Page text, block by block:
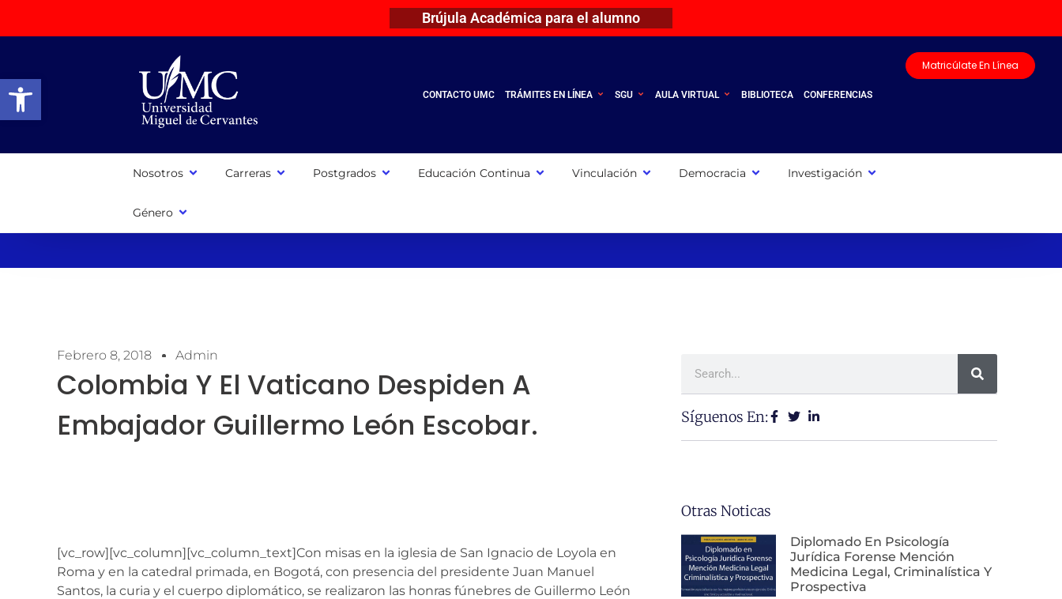
Abrir barra de herramientas
Brújula Académica para el alumno
CONTACTO UMC TRÁMITES EN LÍNEA SGU AULA VIRTUAL BIBLIOTECA CONFERENCIAS
Matricúlate En Línea
Nosotros Carreras Postgrados Educación Continua Vinculación Democracia Investigación
Género
Febrero 8, 2018 Admin
Colombia Y El Vaticano Despiden A
Embajador Guillermo León Escobar.
[vc_row][vc_column][vc_column_text]Con misas en la iglesia de San Ignacio de Loyola en
Roma y en la catedral primada, en Bogotá, con presencia del presidente Juan Manuel
Santos, la curia y el cuerpo diplomático, se realizaron las honras fúnebres de Guillermo León
Síguenos En:
Otras Noticas
Diplomado En Psicología
Jurídica Forense Mención
Medicina Legal, Criminalística Y
Prospectiva